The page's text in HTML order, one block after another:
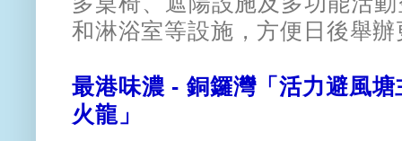
和淋浴室等設施，方便日後舉
最港味濃 - 銅鑼灣「活力避風
火龍」